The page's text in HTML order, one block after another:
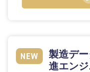
福岡県
製造デ
進エン